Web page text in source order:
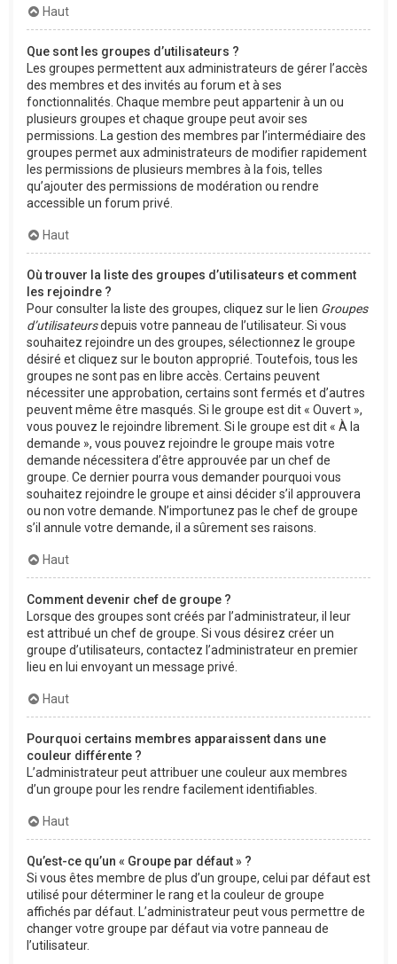
Haut
Que sont les groupes d’utilisateurs ?
Les groupes permettent aux administrateurs de gérer l’accès
des membres et des invités au forum et à ses
fonctionnalités. Chaque membre peut appartenir à un ou
plusieurs groupes et chaque groupe peut avoir ses
permissions. La gestion des membres par l’intermédiaire des
groupes permet aux administrateurs de modifier rapidement
les permissions de plusieurs membres à la fois, telles
qu’ajouter des permissions de modération ou rendre
accessible un forum privé.
Haut
Où trouver la liste des groupes d’utilisateurs et comment
les rejoindre ?
Pour consulter la liste des groupes, cliquez sur le lien Groupes
d’utilisateursdepuis votre panneau de l’utilisateur. Si vous
souhaitez rejoindre un des groupes, sélectionnez le groupe
désiré et cliquez sur le bouton approprié. Toutefois, tous les
groupes ne sont pas en libre accès. Certains peuvent
nécessiter une approbation, certains sont fermés et d’autres
peuvent même être masqués. Si le groupe est dit « Ouvert »,
vous pouvez le rejoindre librement. Si le groupe est dit « À la
demande », vous pouvez rejoindre le groupe mais votre
demande nécessitera d’être approuvée par un chef de
groupe. Ce dernier pourra vous demander pourquoi vous
souhaitez rejoindre le groupe et ainsi décider s’il approuvera
ou non votre demande. N’importunez pas le chef de groupe
s’il annule votre demande, il a sûrement ses raisons.
Haut
Comment devenir chef de groupe ?
Lorsque des groupes sont créés par l’administrateur, il leur
est attribué un chef de groupe. Si vous désirez créer un
groupe d’utilisateurs, contactez l’administrateur en premier
lieu en lui envoyant un message privé.
Haut
Pourquoi certains membres apparaissent dans une
couleur différente ?
L’administrateur peut attribuer une couleur aux membres
d’un groupe pour les rendre facilement identifiables.
Haut
Qu’est-ce qu’un « Groupe par défaut » ?
Si vous êtes membre de plus d’un groupe, celui par défaut est
utilisé pour déterminer le rang et la couleur de groupe
affichés par défaut. L’administrateur peut vous permettre de
changer votre groupe par défaut via votre panneau de
l’utilisateur.